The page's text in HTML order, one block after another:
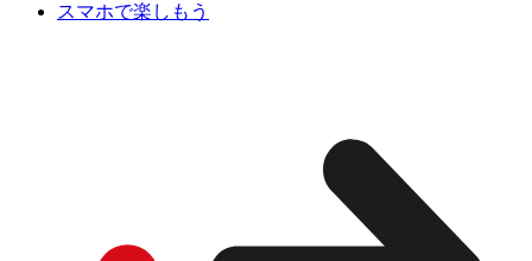
スマホで楽しもう